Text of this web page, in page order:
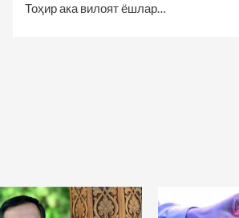
Тоҳир ака вилоят ёшлар…